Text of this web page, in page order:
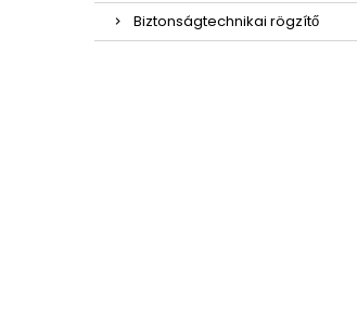
Biztonságtechnikai rögzítő